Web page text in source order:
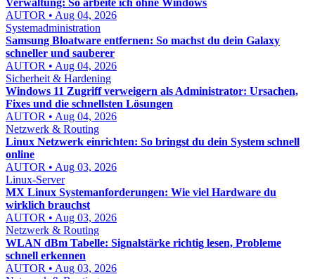
Verwaltung: So arbeite ich ohne Windows
AUTOR • Aug 04, 2026
Systemadministration
Samsung Bloatware entfernen: So machst du dein Galaxy
schneller und sauberer
AUTOR • Aug 04, 2026
Sicherheit & Hardening
Windows 11 Zugriff verweigern als Administrator: Ursachen,
Fixes und die schnellsten Lösungen
AUTOR • Aug 04, 2026
Netzwerk & Routing
Linux Netzwerk einrichten: So bringst du dein System schnell
online
AUTOR • Aug 03, 2026
Linux-Server
MX Linux Systemanforderungen: Wie viel Hardware du
wirklich brauchst
AUTOR • Aug 03, 2026
Netzwerk & Routing
WLAN dBm Tabelle: Signalstärke richtig lesen, Probleme
schnell erkennen
AUTOR • Aug 03, 2026